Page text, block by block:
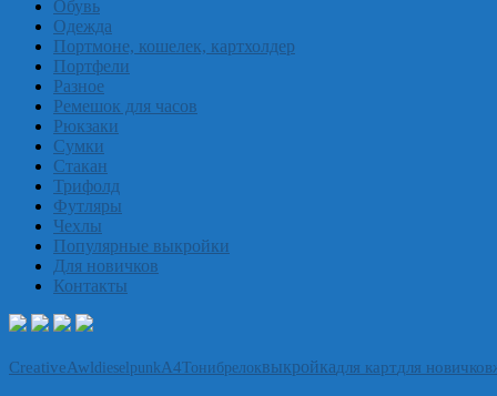
Обувь
Одежда
Портмоне, кошелек, картхолдер
Портфели
Разное
Ремешок для часов
Рюкзаки
Сумки
Стакан
Трифолд
Футляры
Чехлы
Популярные выкройки
Для новичков
Контакты
CreativeAwldieselpunk А4Тонибрелоквыкройкадля картдля новичков